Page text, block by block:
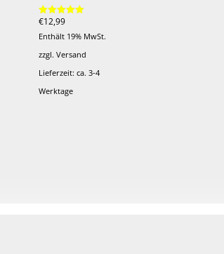
Bewertet mit
von 5
€12,99
Enthält 19% MwSt.
zzgl.Versand
Lieferzeit: ca. 3-4
Werktage